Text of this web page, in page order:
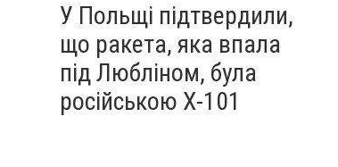
У Польщі підтвердили,
що ракета, яка впала
під Любліном, була
російською Х-101